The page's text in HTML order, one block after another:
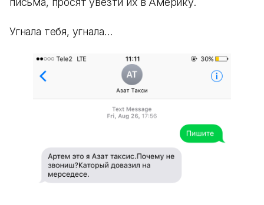
Угнала тебя, угнала…